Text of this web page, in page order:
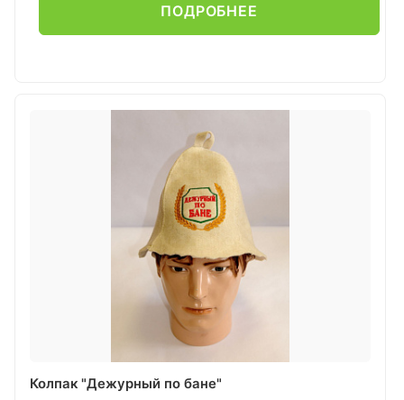
ПОДРОБНЕЕ
Колпак "Дежурный по бане"